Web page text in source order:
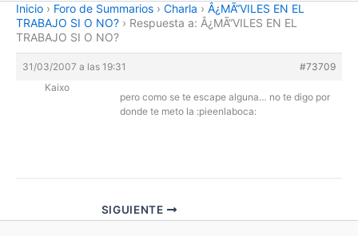
Inicio › Foro de Summarios › Charla › Â¿MÃ“VILES EN EL
TRABAJO SI O NO? › Respuesta a: Â¿MÃ“VILES EN EL
TRABAJO SI O NO?
31/03/2007 a las 19:31
#73709
Kaixo
pero como se te escape alguna… no te digo por
donde te meto la :pieenlaboca:
SIGUIENTE